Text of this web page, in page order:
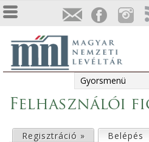
Gyorsmenü
Felhasználói
Regisztráció » Belépés